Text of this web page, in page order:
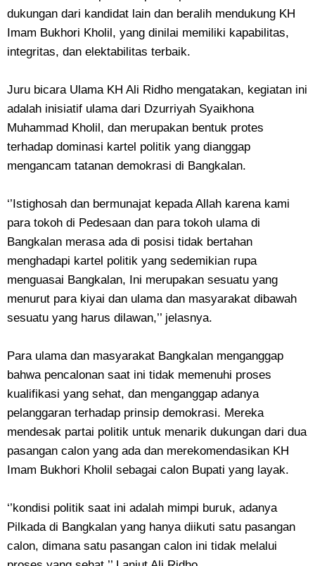
dukungan dari kandidat lain dan beralih mendukung KH
Imam Bukhori Kholil, yang dinilai memiliki kapabilitas,
integritas, dan elektabilitas terbaik.
Juru bicara Ulama KH Ali Ridho mengatakan, kegiatan ini
adalah inisiatif ulama dari Dzurriyah Syaikhona
Muhammad Kholil, dan merupakan bentuk protes
terhadap dominasi kartel politik yang dianggap
mengancam tatanan demokrasi di Bangkalan.
‘’Istighosah dan bermunajat kepada Allah karena kami
para tokoh di Pedesaan dan para tokoh ulama di
Bangkalan merasa ada di posisi tidak bertahan
menghadapi kartel politik yang sedemikian rupa
menguasai Bangkalan, Ini merupakan sesuatu yang
menurut para kiyai dan ulama dan masyarakat dibawah
sesuatu yang harus dilawan,’’ jelasnya.
Para ulama dan masyarakat Bangkalan menganggap
bahwa pencalonan saat ini tidak memenuhi proses
kualifikasi yang sehat, dan menganggap adanya
pelanggaran terhadap prinsip demokrasi. Mereka
mendesak partai politik untuk menarik dukungan dari dua
pasangan calon yang ada dan merekomendasikan KH
Imam Bukhori Kholil sebagai calon Bupati yang layak.
‘’kondisi politik saat ini adalah mimpi buruk, adanya
Pilkada di Bangkalan yang hanya diikuti satu pasangan
calon, dimana satu pasangan calon ini tidak melalui